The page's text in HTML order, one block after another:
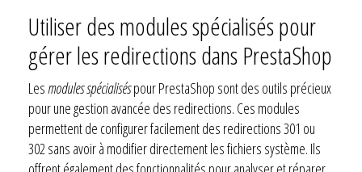
Utiliser des modules spécialisés pour
gérer les redirections dans PrestaShop
Les modules spécialiséspour PrestaShop sont des outils précieux
pour une gestion avancée des redirections. Ces modules
permettent de configurer facilement des redirections 301 ou
302 sans avoir à modifier directement les fichiers système. Ils